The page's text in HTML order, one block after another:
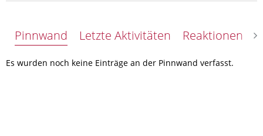
Pinnwand Letzte Aktivitäten Reaktionen
Es wurden noch keine Einträge an der Pinnwand verfasst.